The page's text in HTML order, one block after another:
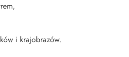
i krajobrazów.